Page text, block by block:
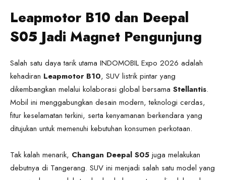
Leapmotor B10 dan Deepal
S05 Jadi Magnet Pengunjung
Salah satu daya tarik utama INDOMOBIL Expo 2026 adalah
kehadiran Leapmotor B10, SUV listrik pintar yang
dikembangkan melalui kolaborasi global bersama Stellantis.
Mobil ini menggabungkan desain modern, teknologi cerdas,
fitur keselamatan terkini, serta kenyamanan berkendara yang
ditujukan untuk memenuhi kebutuhan konsumen perkotaan.
Tak kalah menarik, Changan Deepal S05 juga melakukan
debutnya di Tangerang. SUV ini menjadi salah satu model yang